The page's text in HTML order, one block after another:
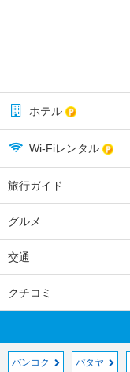
ホテル
Wi-Fiレンタル
旅行ガイド
グルメ
交通
クチコミ
バンコク パタヤ